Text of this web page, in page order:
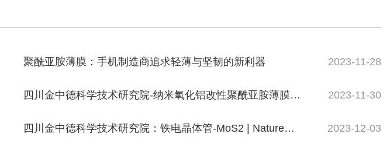
2023-11-28
聚酰亚胺薄膜：手机制造商追求轻薄与坚韧的新利器
2023-11-30
四川金中德科学技术研究院-纳米氧化铝改性聚酰亚胺薄膜制
2023-12-03
四川金中德科学技术研究院：铁电晶体管-MoS2 | Nature